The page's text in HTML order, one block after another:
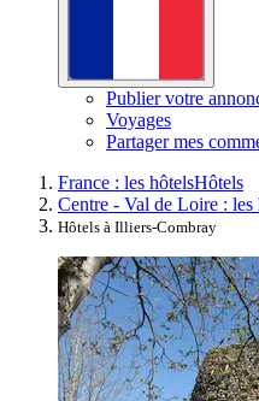
Publier votre
Voyages
Partager mes
France : les hôtelsHôtels
Centre - Val de Loire : les
Hôtels à Illiers-Combray